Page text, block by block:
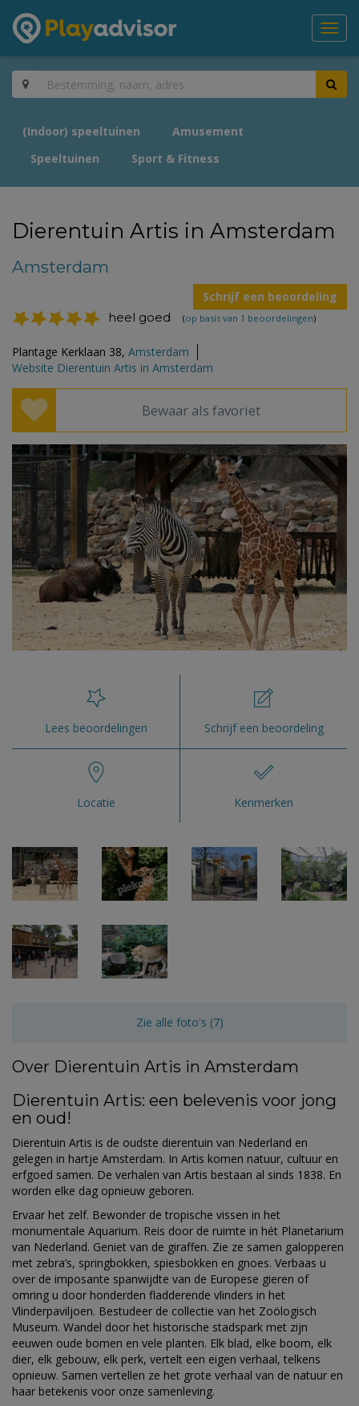
(Indoor) speeltuinen
Amusement
Speeltuinen
Sport & Fitness
Dierentuin Artis in Amsterdam
Amsterdam
Schrijf een beoordeling
heel goed (op basis van 1 beoordelingen)
Plantage Kerklaan 38, Amsterdam
Website Dierentuin Artis in Amsterdam
Bewaar als favoriet
Lees beoordelingen Schrijf een beoordeling
Locatie Kenmerken
Zie alle foto's (7)
Over Dierentuin Artis in Amsterdam
Dierentuin Artis: een belevenis voor jong
en oud!
Dierentuin Artis is de oudste dierentuin van Nederland en
gelegen in hartje Amsterdam. In Artis komen natuur, cultuur en
erfgoed samen. De verhalen van Artis bestaan al sinds 1838. En
worden elke dag opnieuw geboren.
Ervaar het zelf. Bewonder de tropische vissen in het
monumentale Aquarium. Reis door de ruimte in hét Planetarium
van Nederland. Geniet van de giraffen. Zie ze samen galopperen
met zebra’s, springbokken, spiesbokken en gnoes. Verbaas u
over de imposante spanwijdte van de Europese gieren of
omring u door honderden fladderende vlinders in het
Vlinderpaviljoen. Bestudeer de collectie van het Zoölogisch
Museum. Wandel door het historische stadspark met zijn
eeuwen oude bomen en vele planten. Elk blad, elke boom, elk
dier, elk gebouw, elk perk, vertelt een eigen verhaal, telkens
opnieuw. Samen vertellen ze het grote verhaal van de natuur en
haar betekenis voor onze samenleving.